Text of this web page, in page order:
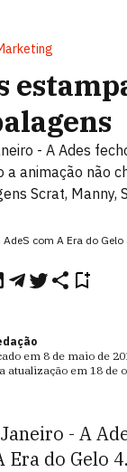
- A Ades
a animação não
Scrat, Manny,
com A Era do
em 8 de maio de
atualização em 18 de
- A
Era do Gelo 4.